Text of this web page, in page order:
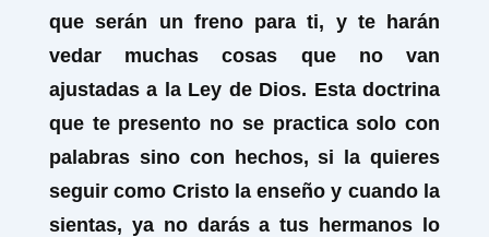
que serán un freno para ti, y te harán
vedar muchas cosas que no van
ajustadas a la Ley de Dios. Esta doctrina
que te presento no se practica solo con
palabras sino con hechos, si la quieres
seguir como Cristo la enseño y cuando la
sientas, ya no darás a tus hermanos lo